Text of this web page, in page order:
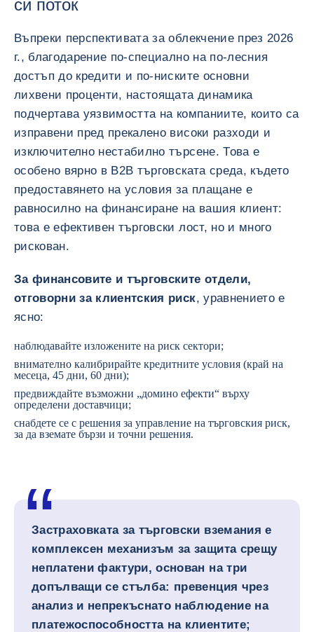
си поток
Въпреки перспективата за облекчение през 2026
г., благодарение по-специално на по-лесния
достъп до кредити и по-ниските основни
лихвени проценти, настоящата динамика
подчертава уязвимостта на компаниите, които са
изправени пред прекалено високи разходи и
изключително нестабилно търсене. Това е
особено вярно в B2B търговската среда, където
предоставянето на условия за плащане е
равносилно на финансиране на вашия клиент:
това е ефективен търговски лост, но и много
рискован.
За финансовите и търговските отдели,
отговорни за клиентския риск, уравнението е
ясно:
наблюдавайте изложените на риск сектори;
внимателно калибрирайте кредитните условия (край на
месеца, 45 дни, 60 дни);
предвиждайте възможни „домино ефекти“ върху
определени доставчици;
снабдете се с решения за управление на търговския риск,
за да вземате бързи и точни решения.
Застраховката за търговски вземания е
комплексен механизъм за защита срещу
неплатени фактури, основан на три
допълващи се стълба: превенция чрез
анализ и непрекъснато наблюдение на
платежоспособността на клиентите;